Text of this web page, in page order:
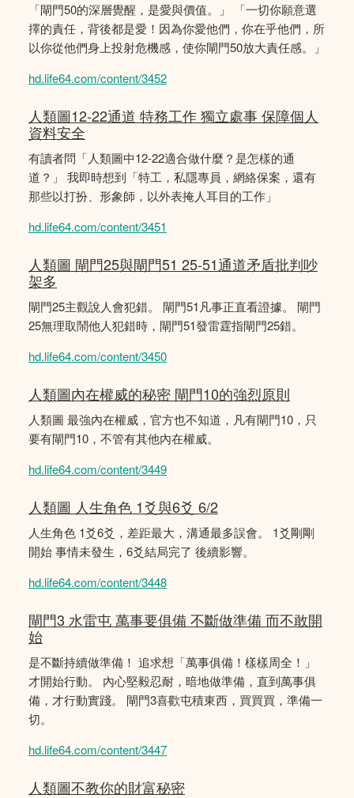
「閘門50的深層覺醒，是愛與價值。」 「一切你願意選
擇的責任，背後都是愛！因為你愛他們，你在乎他們，所
以你從他們身上投射危機感，使你閘門50放大責任感。」
hd.life64.com/content/3452
人類圖12-22通道 特務工作 獨立處事 保障個人
資料安全
有讀者問「人類圖中12-22適合做什麼？是怎樣的通
道？」 我即時想到「特工，私隱專員，網絡保案，還有
那些以打扮、形象師，以外表掩人耳目的工作」
hd.life64.com/content/3451
人類圖 閘門25與閘門51 25-51通道矛盾批判吵
架多
閘門25主觀說人會犯錯。 閘門51凡事正直看證據。 閘門
25無理取鬧他人犯錯時，閘門51發雷霆指閘門25錯。
hd.life64.com/content/3450
人類圖內在權威的秘密 閘門10的強烈原則
人類圖 最強內在權威，官方也不知道，凡有閘門10，只
要有閘門10，不管有其他內在權威。
hd.life64.com/content/3449
人類圖 人生角色 1爻與6爻 6/2
人生角色 1爻6爻，差距最大，溝通最多誤會。 1爻剛剛
開始 事情未發生，6爻結局完了 後續影響。
hd.life64.com/content/3448
閘門3 水雷屯 萬事要俱備 不斷做準備 而不敢開
始
是不斷持續做準備！ 追求想「萬事俱備！樣樣周全！」
才開始行動。 內心堅毅忍耐，暗地做準備，直到萬事俱
備，才行動實踐。 閘門3喜歡屯積東西，買買買，準備一
切。
hd.life64.com/content/3447
人類圖不教你的財富秘密